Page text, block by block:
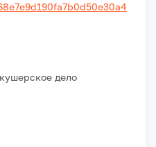
дело